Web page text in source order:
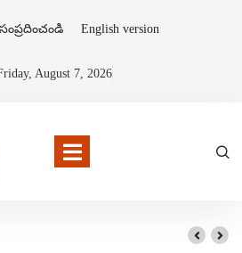
సంప్రదించండి English version
August 7, 2026